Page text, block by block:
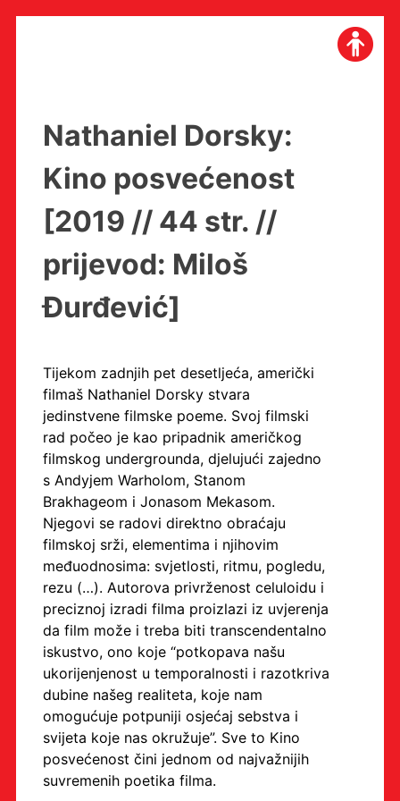
Nathaniel Dorsky:
Kino posvećenost
[2019 // 44 str. //
prijevod: Miloš
Đurđević]
Tijekom zadnjih pet desetljeća, američki
filmaš Nathaniel Dorsky stvara
jedinstvene filmske poeme. Svoj filmski
rad počeo je kao pripadnik američkog
filmskog undergrounda, djelujući zajedno
s Andyjem Warholom, Stanom
Brakhageom i Jonasom Mekasom.
Njegovi se radovi direktno obraćaju
filmskoj srži, elementima i njihovim
međuodnosima: svjetlosti, ritmu, pogledu,
rezu (…). Autorova privrženost celuloidu i
preciznoj izradi filma proizlazi iz uvjerenja
da film može i treba biti transcendentalno
iskustvo, ono koje “potkopava našu
ukorijenjenost u temporalnosti i razotkriva
dubine našeg realiteta, koje nam
omogućuje potpuniji osjećaj sebstva i
svijeta koje nas okružuje”. Sve to Kino
posvećenost čini jednom od najvažnijih
suvremenih poetika filma.